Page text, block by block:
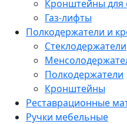
Кронштейны для
Газ-лифты
Полкодержатели и
Стеклодержатели
Полкодержатели
Кронштейны
Реставрационные
Ручки мебельные